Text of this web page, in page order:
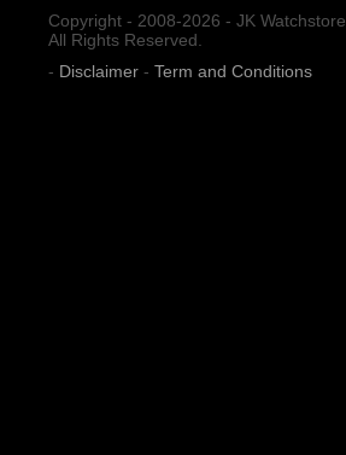
Copyright - 2008-2026 - JK Watchstore.
All Rights Reserved.
- Disclaimer - Term and Conditions